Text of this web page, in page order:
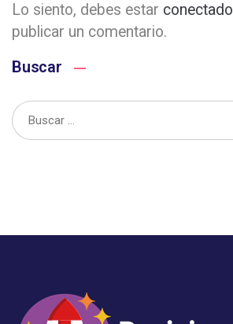
Lo siento, debes estar conectado
publicar un comentario.
Buscar